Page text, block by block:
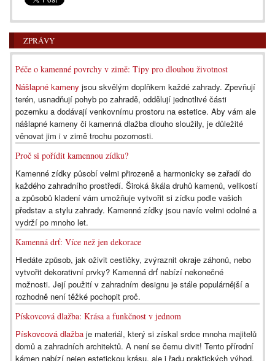
ZPRÁVY
Péče o kamenné povrchy v zimě: Tipy pro dlouhou životnost
Nášlapné kameny jsou skvělým doplňkem každé zahrady. Zpevňují
terén, usnadňují pohyb po zahradě, oddělují jednotlivé části
pozemku a dodávají venkovnímu prostoru na estetice. Aby vám ale
nášlapné kameny či kamenná dlažba dlouho sloužily, je důležité
věnovat jim i v zimě trochu pozornosti.
Proč si pořídit kamennou zídku?
Kamenné zídky působí velmi přirozeně a harmonicky se zařadí do
každého zahradního prostředí. Široká škála druhů kamenů, velikostí
a způsobů kladení vám umožňuje vytvořit si zídku podle vašich
představ a stylu zahrady. Kamenné zídky jsou navíc velmi odolné a
vydrží po mnoho let.
Kamenná drť: Více než jen dekorace
Hledáte způsob, jak oživit cestičky, zvýraznit okraje záhonů, nebo
vytvořit dekorativní prvky? Kamenná drť nabízí nekonečné
možnosti. Její použití v zahradním designu je stále populárnější a
rozhodně není těžké pochopit proč.
Pískovcová dlažba: Krása a funkčnost v jednom
Pískovcová dlažba je materiál, který si získal srdce mnoha majitelů
domů a zahradních architektů. A není se čemu divit! Tento přírodní
kámen nabízí nejen estetickou krásu, ale i řadu praktických výhod.